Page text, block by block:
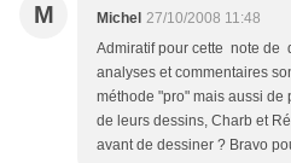
M Michel 27/10/2008 11:48
Admiratif pour cette note de
analyses et commentaires
méthode "pro" mais aussi
de leurs dessins, Charb et
avant de dessiner ? Bravo